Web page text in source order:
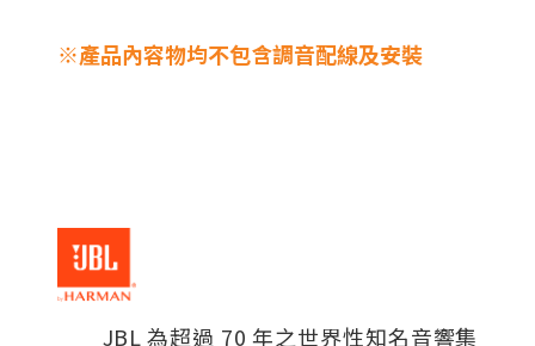
※產品內容物均不包含調音配線及安裝
JBL 為超過 70 年之世界性知名音響集